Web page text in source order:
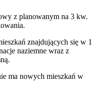
z planowanym na 3 kw.
znajdujących się w 1
naziemne wraz z
ma nowych mieszkań w